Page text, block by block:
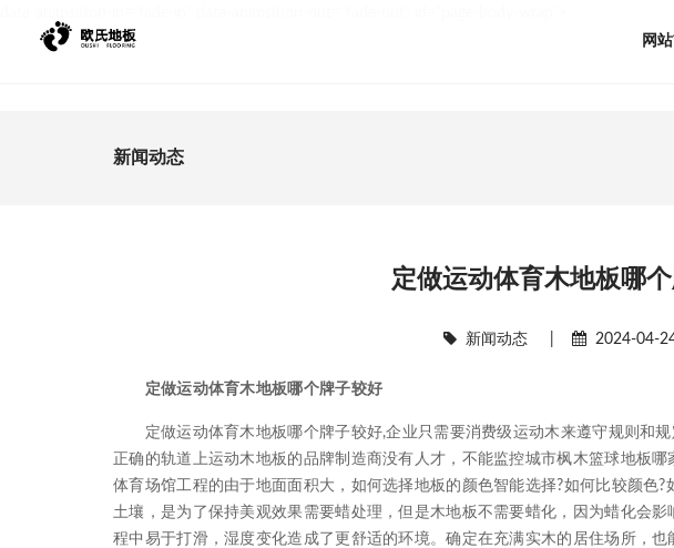
网
新闻动态
定做运动体育木地板哪
新闻动态 2024-04-
定做运动体育木地板哪个牌子较好
定做运动体育木地板哪个牌子较好,企业只需要消费级运动木来遵守规则和规
正确的轨道上运动木地板的品牌制造商没有人才，不能监控城市枫木篮球地板
体育场馆工程的由于地面面积大，如何选择地板的颜色智能选择?如何比较颜色
土壤，是为了保持美观效果需要蜡处理，但是木地板不需要蜡化，因为蜡化会
程中易于打滑，湿度变化造成了更舒适的环境。确定在充满实木的居住场所，